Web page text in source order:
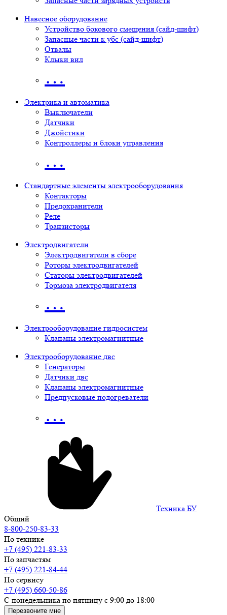
Навесное оборудование
Устройство бокового смещения (сайд-шифт)
Запасные части к убс (сайд-шифт)
Отвалы
Клыки вил
…
Электрика и автоматика
Выключатели
Датчики
Джойстики
Контроллеры и блоки управления
…
Стандартные элементы электрооборудования
Контакторы
Предохранители
Реле
Транзисторы
Электродвигатели
Электродвигатели в сборе
Роторы электродвигателей
Статоры электродвигателей
Тормоза электродвигателя
…
Электрооборудование гидросистем
Клапаны электромагнитные
Электрооборудование двс
Генераторы
Датчики двс
Клапаны электромагнитные
Предпусковые подогреватели
…
Техника БУ
Общий
8-800-250-83-33
По технике
+7 (495) 221-83-33
По запчастям
+7 (495) 221-84-44
По сервису
+7 (495) 660-50-86
С понедельника по пятницу с 9:00 до 18:00
Перезвоните мне